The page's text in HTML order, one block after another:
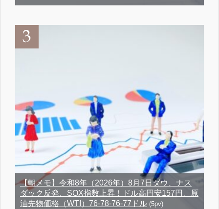
【朝メモ】令和8年（2026年）8月7日ダウ、ナス
ダック反発、SOX指数上昇！ドル高円安157円、原
油先物価格（WTI）76-78-76-77ドル (5pv)